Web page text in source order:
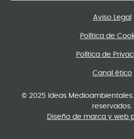
© 2025 Ideas
reservados.
Diseño de marca y web
Aviso Legal
Política de
Política de
Canal ético